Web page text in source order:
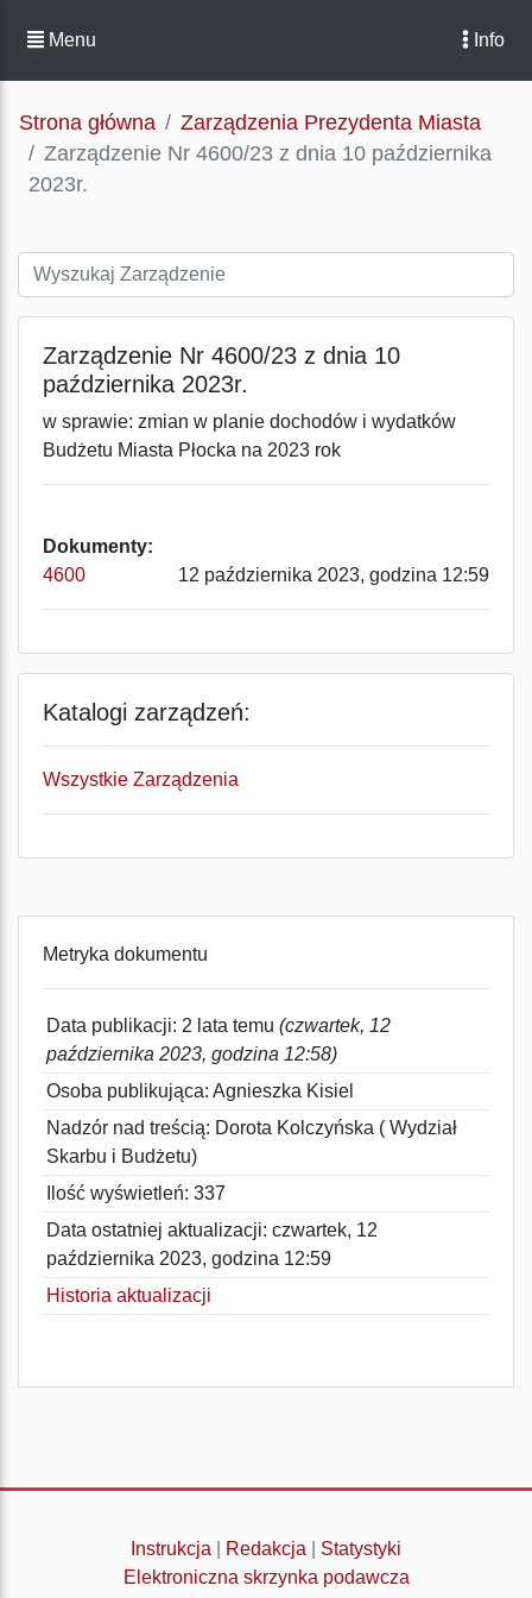
Menu Info
Strona główna
Zarządzenia Prezydenta Miasta
Zarządzenie Nr 4600/23 z dnia 10 października
2023r.
Zarządzenie Nr 4600/23 z dnia 10
października 2023r.
w sprawie: zmian w planie dochodów i wydatków
Budżetu Miasta Płocka na 2023 rok
Dokumenty:
4600
12 października 2023, godzina 12:59
Katalogi zarządzeń:
Wszystkie Zarządzenia
Metryka dokumentu
Data publikacji: 2 lata temu (czwartek, 12
października 2023, godzina 12:58)
Osoba publikująca: Agnieszka Kisiel
Nadzór nad treścią: Dorota Kolczyńska ( Wydział
Skarbu i Budżetu)
Ilość wyświetleń: 337
Data ostatniej aktualizacji: czwartek, 12
października 2023, godzina 12:59
Historia aktualizacji
Instrukcja Redakcja
Statystyki
Elektroniczna skrzynka podawcza